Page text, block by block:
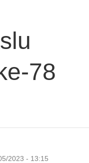
78
2023 - 13:15